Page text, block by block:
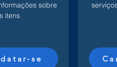
sobre
itens
se